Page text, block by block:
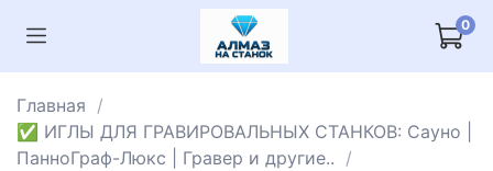
0
Главная
✅ ИГЛЫ ДЛЯ ГРАВИРОВАЛЬНЫХ СТАНКОВ: Сауно |
ПанноГраф-Люкс | Гравер и другие..